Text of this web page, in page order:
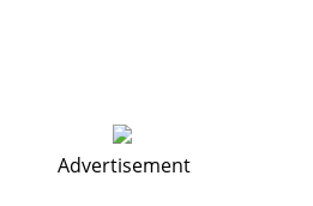
Advertisement